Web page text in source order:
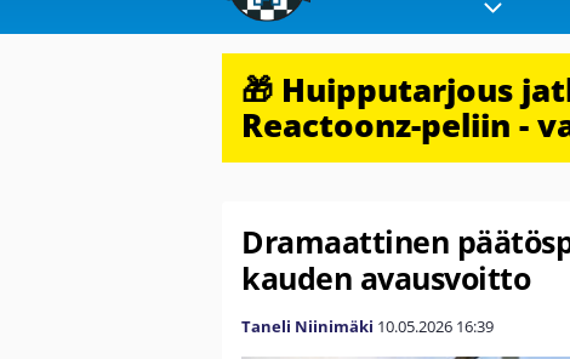
🎁 Huipputarjous
Reactoonz-peliin -
Dramaattinen
kauden avausvoitto
Taneli Niinimäki 10.05.2026 16:39